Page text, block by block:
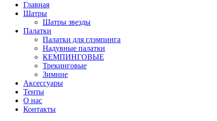
Главная
Шатры
Шатры звезды
Палатки
Палатки для глэмпинга
Надувные палатки
КЕМПИНГОВЫЕ
Трекинговые
Зимние
Аксессуары
Тенты
О нас
Контакты